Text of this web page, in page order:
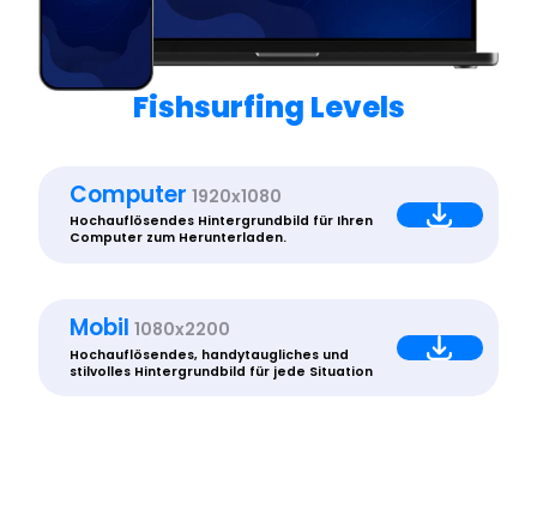
Fishsurfing Levels
Computer 1920x1080
Hochauflösendes Hintergrundbild für Ihren
Computer zum Herunterladen.
Mobil 1080x2200
Hochauflösendes, handytaugliches und
stilvolles Hintergrundbild für jede Situation